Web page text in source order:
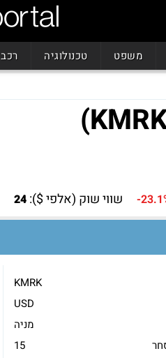
משפט טכנולוגיה רכב
- שווי שוק (אלפי $): 24
KMRK
USD
מניה
15